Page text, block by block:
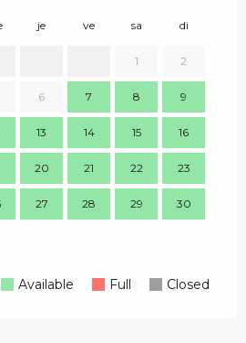
je ve sa di
1 2
6 7 8 9
13 14 15 16
20 21 22 23
27 28 29 30
Available Full Closed